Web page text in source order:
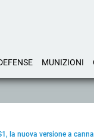
MUNIZIONI
la nuova versione a